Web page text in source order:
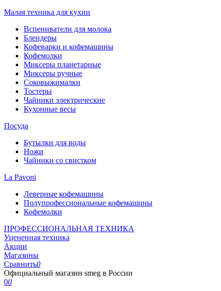
Малая техника для кухни
Вспениватели для молока
Блендеры
Кофеварки и кофемашины
Кофемолки
Миксеры планетарные
Миксеры ручные
Соковыжималки
Тостеры
Чайники электрические
Кухонные весы
Посуда
Бутылки для воды
Ножи
Чайники со свистком
La Pavoni
Леверные кофемашины
Полупрофессиональные кофемашины
Кофемолки
ПРОФЕССИОНАЛЬНАЯ ТЕХНИКА
Уцененная техника
Акции
Магазины
Сравнить0
Официальный магазин smeg в России
00